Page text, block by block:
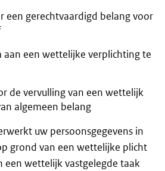
een gerechtvaardigd belang voor
aan een wettelijke verplichting te
de vervulling van een wettelijk
algemeen belang
uw persoonsgegevens in
grond van een wettelijke plicht
een wettelijk vastgelegde taak